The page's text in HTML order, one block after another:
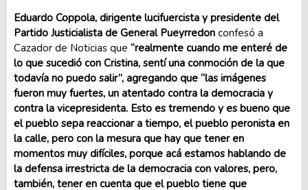
Eduardo Coppola, dirigente lucifuercista y presidente del
Partido Justicialista de General Pueyrredon confesó a
Cazador de Noticias que “realmente cuando me enteré de
lo que sucedió con Cristina, sentí una conmoción de la que
todavía no puedo salir”, agregando que “las imágenes
fueron muy fuertes, un atentado contra la democracia y
contra la vicepresidenta. Esto es tremendo y es bueno que
el pueblo sepa reaccionar a tiempo, el pueblo peronista en
la calle, pero con la mesura que hay que tener en
momentos muy difíciles, porque acá estamos hablando de
la defensa irrestricta de la democracia con valores, pero,
también, tener en cuenta que el pueblo tiene que